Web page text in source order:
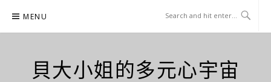
content
MENU
貝大小姐的多元心宇宙